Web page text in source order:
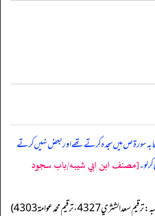
سورة ص میں سجدہ کرتے تھے اور بعض نہیں کرتے
[مصنف ابن ابي شيبه/باب سجود
4327، ترقيم محمد عوامة 4303)